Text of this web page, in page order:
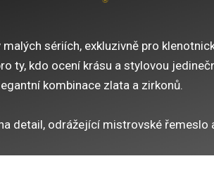
sériích, exkluzivně pro
ty, kdo ocení krásu a stylovou
kombinace zlata a zirkonů.
detail, odrážející mistrovské řemeslo